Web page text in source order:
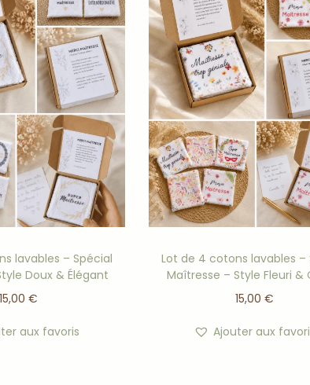
lavables – Spécial
Doux & Élégant
15,00€
aux favoris
Lot de 4 cotons lavables –
Maîtresse – Style Fleuri &
15,00€
Ajouter aux